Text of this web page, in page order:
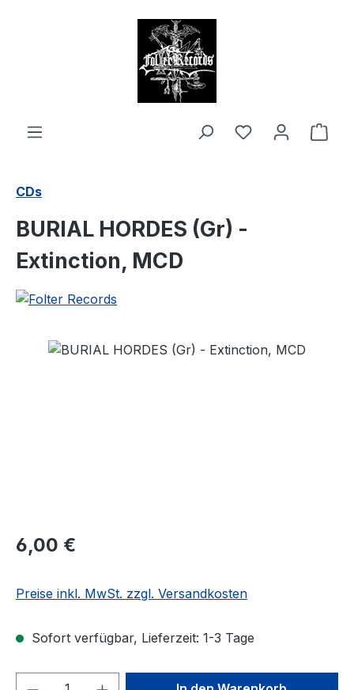
CDs
BURIAL HORDES (Gr) -
Extinction, MCD
Bildergalerie überspringen
Regulärer Preis:
6,00 €
Preise inkl. MwSt. zzgl. Versandkosten
Sofort verfügbar, Lieferzeit: 1-3 Tage
Produkt Anzahl: Gib den